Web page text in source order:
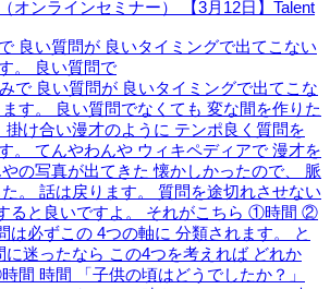
良い質問が 良いタイミングで出てこない
。 良い質問で